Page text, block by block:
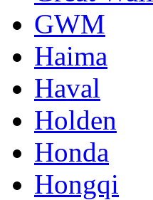
GWM
Haima
Haval
Holden
Honda
Hongqi